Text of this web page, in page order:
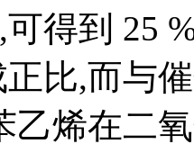
可得到 25
比,而与
乙烯在二